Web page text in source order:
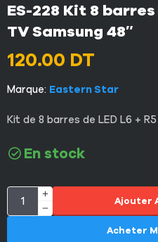
ES-228 Kit 8 barres
TV Samsung 48″
120.00 DT
Marque: Eastern Star
Kit de 8 barres de LED L6 +
En stock
Ajouter
Acheter